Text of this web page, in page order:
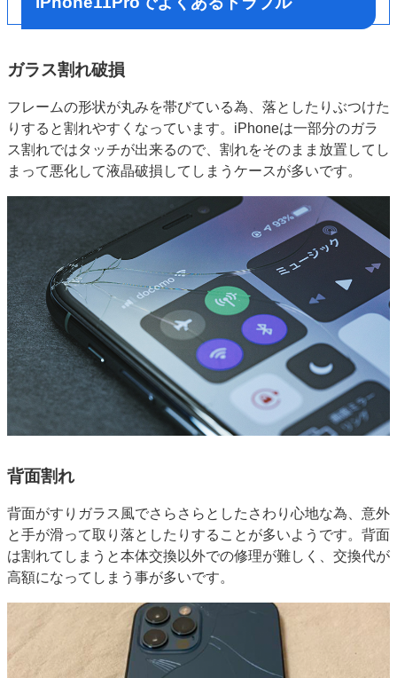
ガラス割れ破損
フレームの形状が丸みを帯びている為、落としたりぶつけた
りすると割れやすくなっています。iPhoneは一部分のガラ
ス割れではタッチが出来るので、割れをそのまま放置してし
まって悪化して液晶破損してしまうケースが多いです。
背面割れ
背面がすりガラス風でさらさらとしたさわり心地な為、意外
と手が滑って取り落としたりすることが多いようです。背面
は割れてしまうと本体交換以外での修理が難しく、交換代が
高額になってしまう事が多いです。